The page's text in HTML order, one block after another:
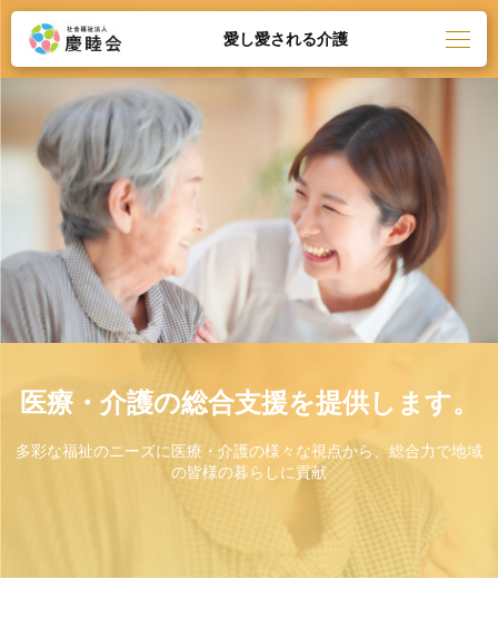
愛し愛される介護
医療・介護の総合支援を提供します。
多彩な福祉のニーズに医療・介護の様々な視点から、総合力で地域
の皆様の暮らしに貢献